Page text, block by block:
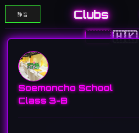
静音 Clubs
🇨🇳🇭🇰
Soemoncho School
Class 3-B